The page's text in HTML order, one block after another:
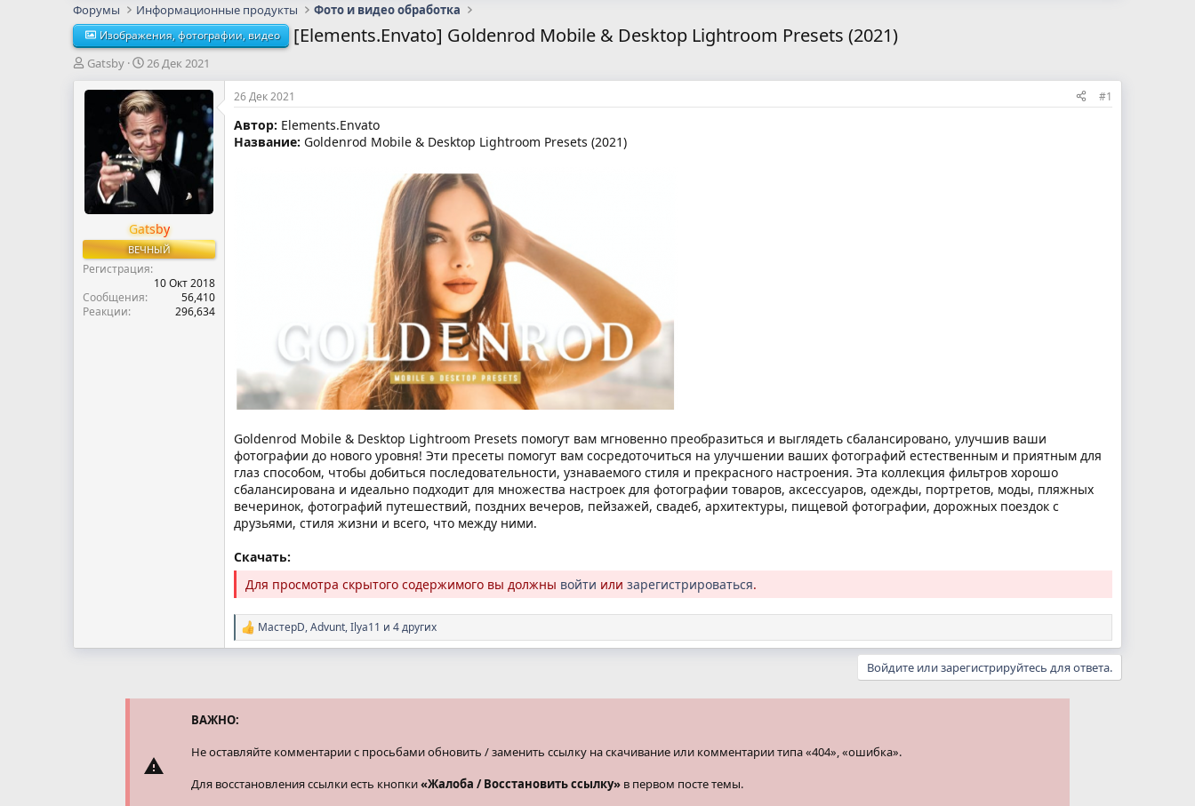
Форумы Информационные продукты Фото и видео обработка
Изображения, фотографии, видео [Elements.Envato] Goldenrod Mobile & Desktop Lightroom Presets (2021)
А
т
м
ы
Gatsby
Д
т
а
н
а
ч
а
л
26 Дек 2021
Gatsby
ВЕЧНЫЙ
Регистрация
10 Окт 2018
Сообщения
56,410
Реакции
296,634
26 Дек 2021 #1
Автор: Elements.Envato
Название: Goldenrod Mobile & Desktop Lightroom Presets (2021)
Goldenrod Mobile & Desktop Lightroom Presets помогут вам мгновенно преобразиться и выглядеть сбалансировано, улучшив ваши
фотографии до нового уровня! Эти пресеты помогут вам сосредоточиться на улучшении ваших фотографий естественным и приятным для
глаз способом, чтобы добиться последовательности, узнаваемого стиля и прекрасного настроения. Эта коллекция фильтров хорошо
сбалансирована и идеально подходит для множества настроек для фотографии товаров, аксессуаров, одежды, портретов, моды, пляжных
вечеринок, фотографий путешествий, поздних вечеров, пейзажей, свадеб, архитектуры, пищевой фотографии, дорожных поездок с
друзьями, стиля жизни и всего, что между ними.
Скачать:
Для просмотра скрытого содержимого вы должны войти или зарегистрироваться.
Р
е
и
МастерD,Advunt,Ilya11 и 4 других
Войдите или зарегистрируйтесь для ответа.
ВАЖНО:
Не оставляйте комментарии с просьбами обновить / заменить ссылку на скачивание или комментарии типа «404», «ошибка».
Для восстановления ссылки есть кнопки«Жалоба / Восстановить ссылку» в первом посте темы.